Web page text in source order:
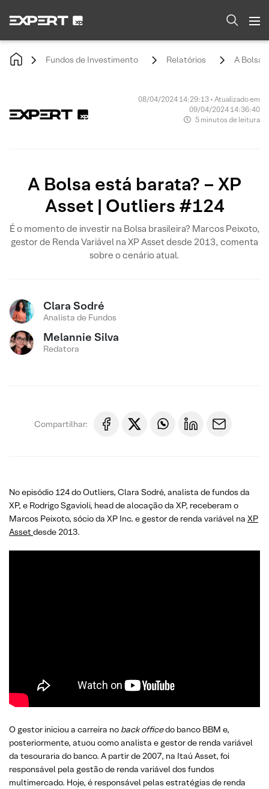
Fundos de Investimento Relatórios A Bolsa
08/04/2024 14:29:13 • Atualizado em
09/04/2024 14:36:40
5 minutos de leitura
A Bolsa está barata? – XP
Asset | Outliers #124
É o momento de investir na Bolsa brasileira? Marcos Peixoto,
gestor de Renda Variável na XP Asset desde 2013, comenta
sobre o cenário atual.
Clara Sodré
Analista de Fundos
Melannie Silva
Redatora
Compartilhar:
No episódio 124 do Outliers, Clara Sodré, analista de fundos da
XP, e Rodrigo Sgavioli, head de alocação da XP, receberam o
Marcos Peixoto, sócio da XP Inc. e gestor de renda variável na XP
Asset desde 2013.
O gestor iniciou a carreira no back officedo banco BBM e,
posteriormente, atuou como analista e gestor de renda variável
da tesouraria do banco. A partir de 2007, na Itaú Asset, foi
responsável pela gestão de renda variável dos fundos
multimercado. Hoje, é responsável pelas estratégias de renda